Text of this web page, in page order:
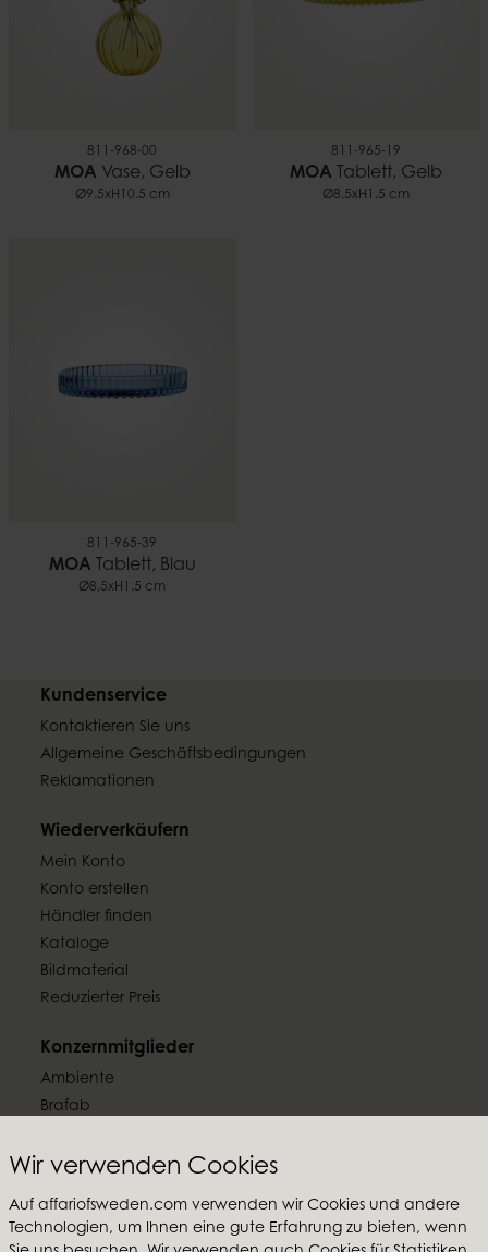
Wir verwenden Cookies
Auf affariofsweden.com verwenden wir Cookies und andere
Technologien, um Ihnen eine gute Erfahrung zu bieten, wenn
811-968-00
MOA Vase, Gelb
Ø9.5xH10.5 cm
811-965-19
MOA Tablett, Gelb
Ø8,5xH1.5 cm
811-965-39
MOA Tablett, Blau
Ø8,5xH1.5 cm
Kundenservice
Kontaktieren Sie uns
Allgemeine Geschäftsbedingungen
Reklamationen
Wiederverkäufern
Mein Konto
Konto erstellen
Händler finden
Kataloge
Bildmaterial
Reduzierter Preis
Konzernmitglieder
Ambiente
Brafab
Furninova
Folgen Sie uns